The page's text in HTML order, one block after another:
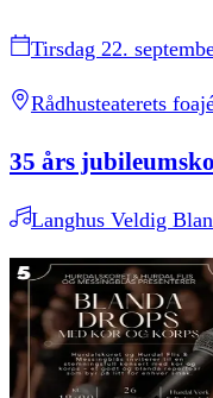
Tirsdag 22.
Rådhusteaterets
35 års
Langhus Veldig